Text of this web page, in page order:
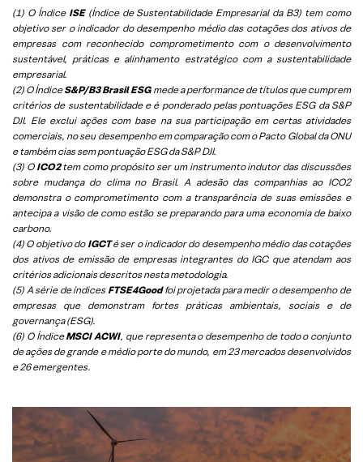
(1) O Índice ISE(Índice de Sustentabilidade Empresarial da B3) tem como
objetivo ser o indicador do desempenho médio das cotações dos ativos de
empresas com reconhecido comprometimento com o desenvolvimento
sustentável, práticas e alinhamento estratégico com a sustentabilidade
empresarial.
(2) O ÍndiceS&P/B3 Brasil ESGmede a performance de títulos que cumprem
critérios de sustentabilidade e é ponderado pelas pontuações ESG da S&P
DJI. Ele exclui ações com base na sua participação em certas atividades
comerciais, no seu desempenho em comparação com o Pacto Global da ONU
e também cias sem pontuação ESG da S&P DJI.
(3) O ICO2tem como propósito ser um instrumento indutor das discussões
sobre mudança do clima no Brasil. A adesão das companhias ao ICO2
demonstra o comprometimento com a transparência de suas emissões e
antecipa a visão de como estão se preparando para uma economia de baixo
carbono.
(4) O objetivo do IGCTé ser o indicador do desempenho médio das cotações
dos ativos de emissão de empresas integrantes do IGC que atendam aos
critérios adicionais descritos nesta metodologia.
(5) A série de índices FTSE4Goodfoi projetada para medir o desempenho de
empresas que demonstram fortes práticas ambientais, sociais e de
governança (ESG).
(6) O ÍndiceMSCI ACWI, que representa o desempenho de todo o conjunto
de ações de grande e médio porte do mundo, em 23 mercados desenvolvidos
e 26 emergentes.